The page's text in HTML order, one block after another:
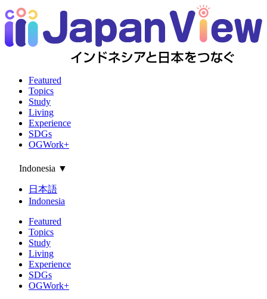
Featured
Topics
Study
Living
Experience
SDGs
OGWork+
Indonesia ▼
日本語
Indonesia
Featured
Topics
Study
Living
Experience
SDGs
OGWork+